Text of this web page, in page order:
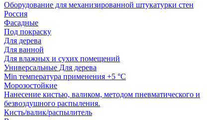
Оборудование для механизированной штукатурки стен
Россия
Фасадные
Под покраску
Для дерева
Для ванной
Для влажных и сухих помещений
Универсальные Для дерева
Min температура применения +5 °С
Морозостойкие
Нанесение кистью, валиком, методом пневматического и
безвоздушного распыления.
Кисть/валик/распылитель